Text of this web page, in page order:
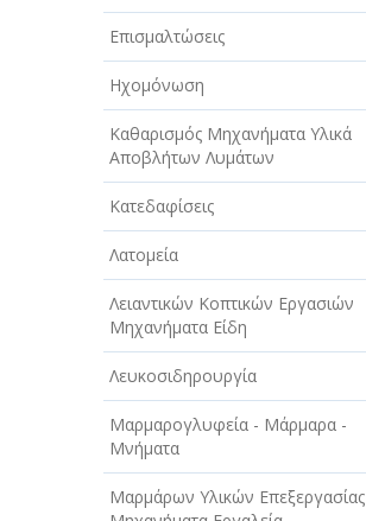
Επισμαλτώσεις
Ηχομόνωση
Καθαρισμός Μηχανήματα Υλικά
Αποβλήτων Λυμάτων
Κατεδαφίσεις
Λατομεία
Λειαντικών Κοπτικών Εργασιών
Μηχανήματα Είδη
Λευκοσιδηρουργία
Μαρμαρογλυφεία - Μάρμαρα -
Μνήματα
Μαρμάρων Υλικών Επεξεργασίας